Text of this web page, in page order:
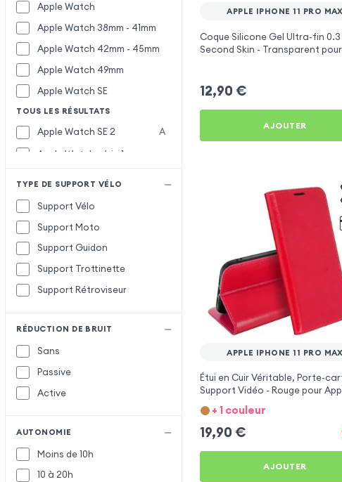
Apple Watch
Apple Watch 38mm - 41mm
Apple Watch 42mm - 45mm
Apple Watch 49mm
Apple Watch SE
TOUS LES RÉSULTATS
Apple Watch SE 2
A
Apple Watch série 1
TYPE DE SUPPORT VÉLO
Support Vélo
Support Moto
Support Guidon
Support Trottinette
Support Rétroviseur
RÉDUCTION DE BRUIT
Sans
Passive
Active
AUTONOMIE
Moins de 10h
10 à 20h
APPLE IPHONE 11 PRO MAX
Coque Silicone Gel Ultra-fin 0.3
Second Skin - Transparent
12,90 €
AJOUTER
APPLE IPHONE 11 PRO MAX
Étui en Cuir Véritable, Porte-
Support Vidéo - Rouge pour
iPhone 11 Pro Max
+ 1 couleur
19,90 €
AJOUTER